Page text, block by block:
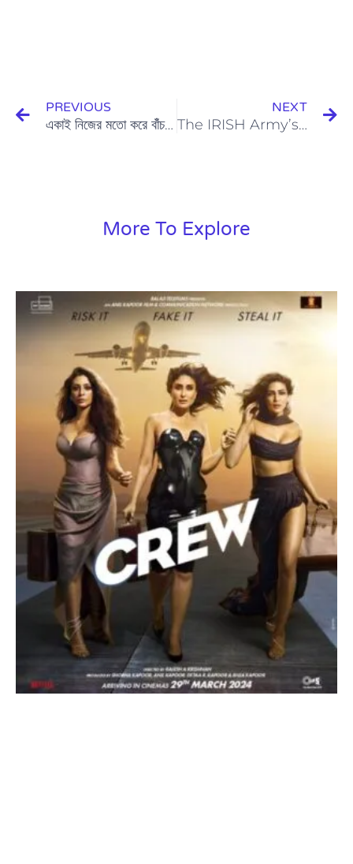
PREVIOUS
একাই নিজের মতো করে বাঁঁচবো, নিজেকে আবিষ্কার করবো এবং অজানাকে জানবো
NEXT
The IRISH Army’s forgotten Battle
More To Explore